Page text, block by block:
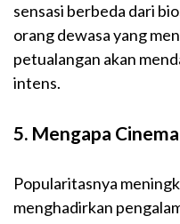
sensasi berbeda dari
orang dewasa yang
petualangan akan
intens.
5. Mengapa
Popularitasnya
menghadirkan